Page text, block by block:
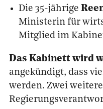
Die 35-jährige
Ministerin für
Mitglied im
Das Kabinett wird
angekündigt, dass
werden. Zwei